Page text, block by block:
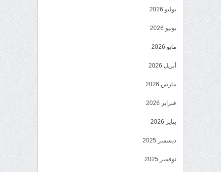
يوليو 2026
يونيو 2026
مايو 2026
أبريل 2026
مارس 2026
فبراير 2026
يناير 2026
ديسمبر 2025
نوفمبر 2025